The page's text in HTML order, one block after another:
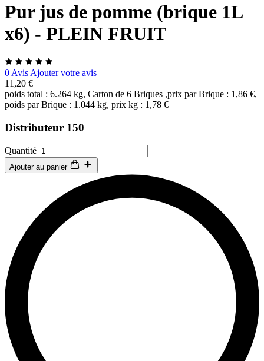
Pur jus de pomme (brique 1L
x6) - PLEIN FRUIT
0 Avis Ajouter votre avis
11,20 €
poids total : 6.264 kg, Carton de 6 Briques ,prix par Brique : 1,86 €,
poids par Brique : 1.044 kg, prix kg : 1,78 €
Distributeur 150
Quantité
Ajouter au panier